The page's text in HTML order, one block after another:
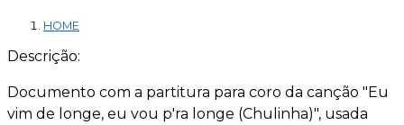
HOME
Descrição:
Documento com a partitura para coro da canção "Eu
vim de longe, eu vou p'ra longe (Chulinha)", usada